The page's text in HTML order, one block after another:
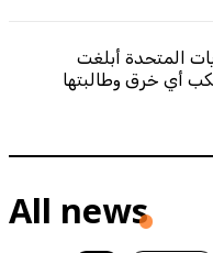
المتحدة أبلغت
أي خرق وطالبتها
All news